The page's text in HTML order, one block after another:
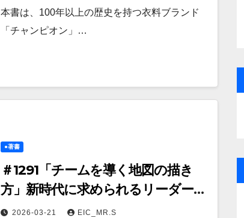
本書は、100年以上の歴史を持つ衣料ブランド
「チャンピオン」…
●著書
＃1291「チームを導く地図の描き
方」新時代に求められるリーダーの
極意2026-03-21 EIC_MR.S